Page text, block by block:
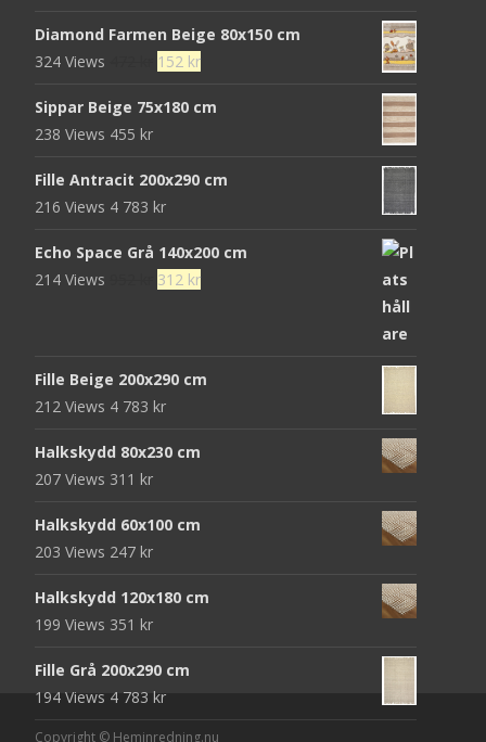
priset
var:
priset
är:
Diamond Farmen Beige 80x150 cm
324 Views
Det
priset
152 krDet
priset
Sippar Beige 75x180 cm
238 Views 455 kr
Fille Antracit 200x290 cm
216 Views 4 783 kr
Echo Space Grå 140x200 cm
214 Views
Det
952 kr.
312 krDet
312 kr.
Fille Beige 200x290 cm
212 Views 4 783 kr
Halkskydd 80x230 cm
207 Views 311 kr
Halkskydd 60x100 cm
203 Views 247 kr
Halkskydd 120x180 cm
199 Views 351 kr
Fille Grå 200x290 cm
194 Views 4 783 kr
Copyright © Heminredning.nu